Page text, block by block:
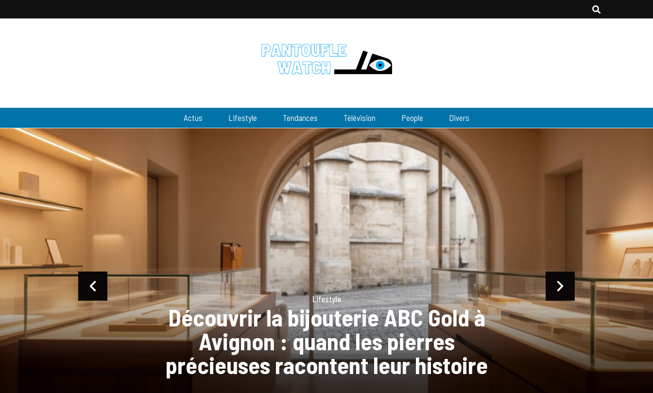
Actus Lifestyle Tendances Télévision People Divers
Lifestyle
Comment choisir une doudoune
adaptée aux conditions hivernales